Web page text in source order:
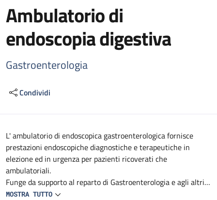
Ambulatorio di
endoscopia digestiva
Gastroenterologia
Condividi
Descrizione
L' ambulatorio di endoscopica gastroenterologica fornisce
prestazioni endoscopiche diagnostiche e terapeutiche in
elezione ed in urgenza per pazienti ricoverati che
ambulatoriali.
Funge da supporto al reparto di Gastroenterologia e agli altri
reparti e DS del Policlinico (Medicine, Geriatrie, Oncologie,
MOSTRA TUTTO